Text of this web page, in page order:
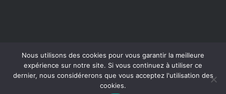
© Publié par Les Vergnes - 2017 |
Nous utilisons des cookies pour vous garantir la meilleure
expérience sur notre site. Si vous continuez à utiliser ce
dernier, nous considérerons que vous acceptez l'utilisation des
cookies.